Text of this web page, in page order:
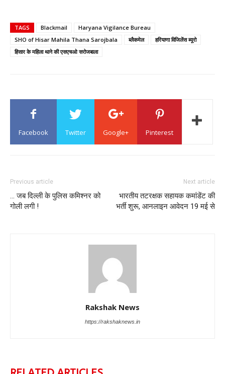
TAGS Blackmail
Haryana Vigilance Bureau
SHO of Hisar Mahila Thana Sarojbala
ब्लैकमेल
हरियाणा विजिलेंस ब्यूरो
हिसार के महिला थाने की एसएचओ सरोजबाला
Facebook Twitter Google+ Pinterest
Previous article
… जब दिल्ली के पुलिस कमिश्नर को
गोली लगी !
Next article
भारतीय तटरक्षक सहायक कमांडेंट की
भर्ती शुरू, आनलाइन आवेदन 19 मई से
Rakshak News
https://rakshaknews.in